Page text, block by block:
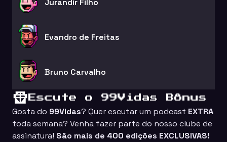
Jurandir Filho
Evandro de Freitas
Bruno Carvalho
Escute o 99Vidas Bônus
Gosta do 99Vidas? Quer escutar um podcast EXTRA
toda semana? Venha fazer parte do nosso clube de
assinatura! São mais de 400 edições EXCLUSIVAS!